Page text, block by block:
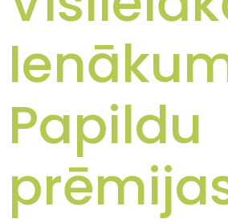
Papildu